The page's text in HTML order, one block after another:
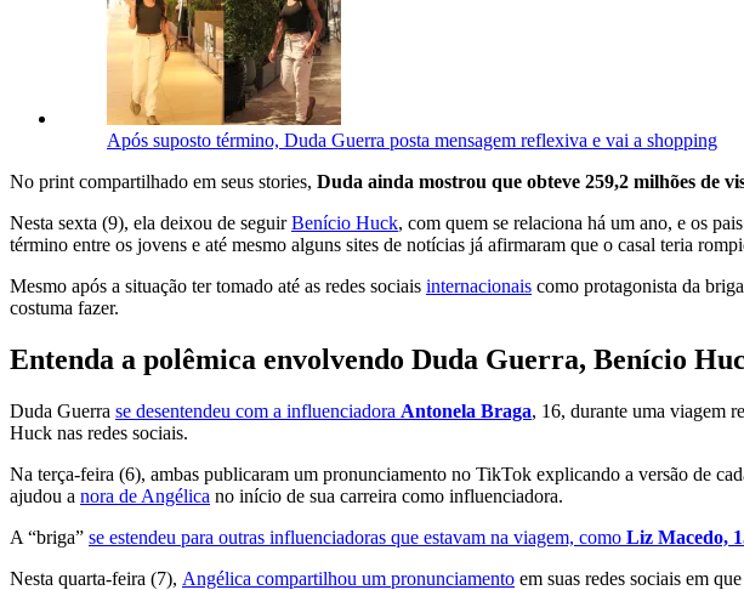
Após suposto término, Duda Guerra posta mensagem reflexiva e vai a shopping
No print compartilhado em seus stories, Duda ainda mostrou que obteve 259,2 milhões de
Nesta sexta (9), ela deixou de seguirBenício Huck, com quem se relaciona há um ano, e os
término entre os jovens e até mesmo alguns sites de notícias já afirmaram que o casal teria
Mesmo após a situação ter tomado até as redes sociais internacionais como protagonista da
costuma fazer.
Entenda a polêmica envolvendo Duda Guerra, Benício
Duda Guerra se desentendeu com a influenciadora Antonela Braga, 16, durante uma viagem
Huck nas redes sociais.
Na terça-feira (6), ambas publicaram um pronunciamento no TikTok explicando a versão de
ajudou a nora de Angélica no início de sua carreira como influenciadora.
A “briga” se estendeu para outras influenciadoras que estavam na viagem, como Liz Macedo,
Nesta quarta-feira (7), Angélica compartilhou um pronunciamento em suas redes sociais em